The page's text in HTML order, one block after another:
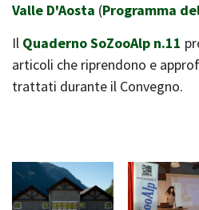
Valle D'Aosta (Programma
Il Quaderno SoZooAlp n.11
articoli che riprendono e
trattati durante il Convegno.